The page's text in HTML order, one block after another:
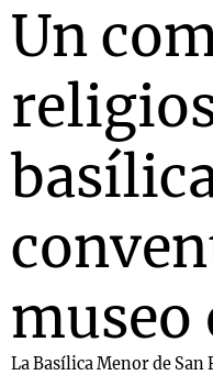
Un
museo
La Basílica Menor de